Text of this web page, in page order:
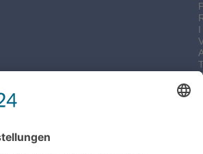
I